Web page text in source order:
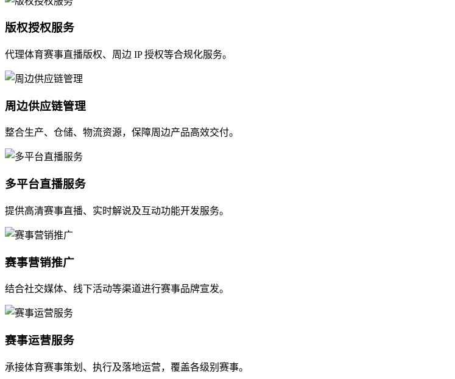
版权授权服务
代理体育赛事直播版权、周边 IP 授权等合规化服务。
周边供应链管理
整合生产、仓储、物流资源，保障周边产品高效交付。
多平台直播服务
提供高清赛事直播、实时解说及互动功能开发服务。
赛事营销推广
结合社交媒体、线下活动等渠道进行赛事品牌宣发。
赛事运营服务
承接体育赛事策划、执行及落地运营，覆盖各级别赛事。